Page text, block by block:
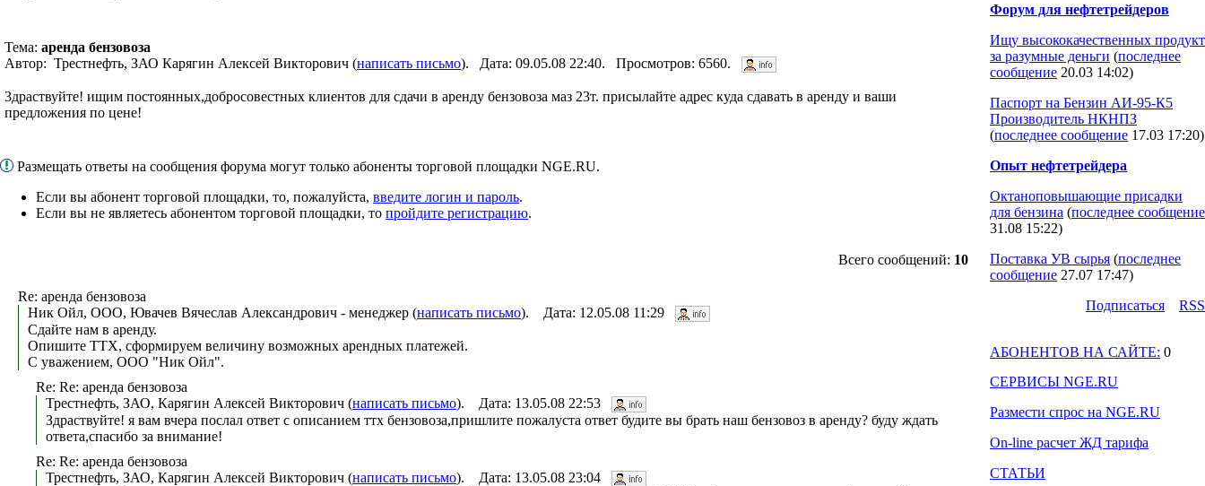
Тема: аренда бензовоза
Автор: Трестнефть, ЗАО Карягин Алексей Викторович (написать письмо). Дата: 09.05.08 22:40. Просмотров: 6560.
3драствуйте! ищим постоянных,добросовестных клиентов для сдачи в аренду бензовоза маз 23т. присылайте адрес куда сдавать в аренду и ваши
предложения по цене!
Размещать ответы на сообщения форума могут только абоненты торговой площадки NGE.RU.
Если вы абонент торговой площадки, то, пожалуйста, введите логин и пароль.
Если вы не являетесь абонентом торговой площадки, то пройдите регистрацию.
Всего сообщений: 10
Re: аренда бензовоза
Ник Ойл, ООО, Ювачев Вячеслав Александрович - менеджер (написать письмо). Дата: 12.05.08 11:29
Сдайте нам в аренду.
Опишите ТТХ, сформируем величину возможных арендных платежей.
С уважением, ООО "Ник Ойл".
Re: Re: аренда бензовоза
Трестнефть, ЗАО, Карягин Алексей Викторович (написать письмо). Дата: 13.05.08 22:53
Здраствуйте! я вам вчера послал ответ с описанием ттх бензовоза,пришлите пожалуста ответ будите вы брать наш бензовоз в аренду? буду ждать
ответа,спасибо за внимание!
Re: Re: аренда бензовоза
Трестнефть, ЗАО, Карягин Алексей Викторович (написать письмо). Дата: 13.05.08 23:04
Форум для нефтетрейдеров
Ищу высококачественных продукт
за разумные деньги (последнее
сообщение 20.03 14:02)
Паспорт на Бензин АИ-95-К5
Производитель НКНПЗ
(последнее сообщение 17.03 17:20)
Опыт нефтетрейдера
Октаноповышающие присадки
для бензина (последнее сообщение
31.08 15:22)
Поставка УВ сырья (последнее
сообщение 27.07 17:47)
Подпиcаться
RSS
АБОНЕНТОВ НА САЙТЕ: 0
СЕРВИСЫ NGE.RU
Размести спрос на NGE.RU
On-line расчет ЖД тарифа
СТАТЬИ